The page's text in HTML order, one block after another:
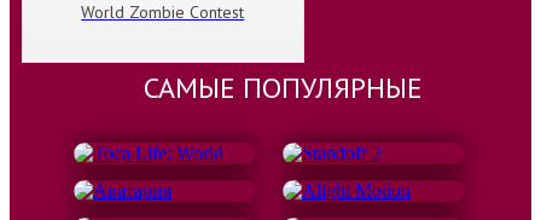
World Zombie Contest
САМЫЕ ПОПУЛЯРНЫЕ